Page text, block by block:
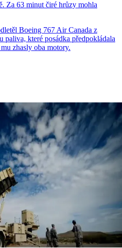
Za 63 minut čiré hrůzy mohla
Boeing 767 Air Canada z
paliva, které posádka předpokládala
zhasly oba motory.